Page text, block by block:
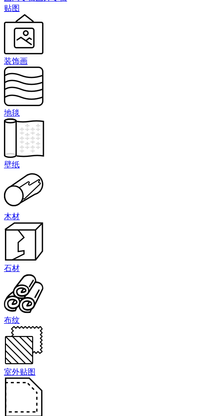
贴图
装饰画
地毯
壁纸
木材
石材
布纹
室外贴图